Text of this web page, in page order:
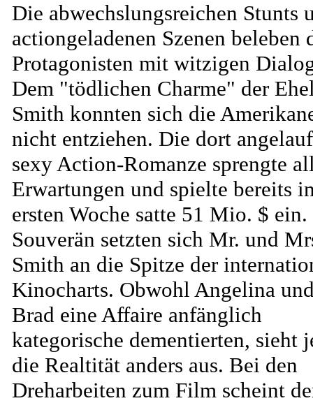
Die abwechslungsreichen Stunts
actiongeladenen Szenen beleben
Protagonisten mit witzigen
Dem "tödlichen Charme" der
Smith konnten sich die
nicht entziehen. Die dort
sexy Action-Romanze sprengte
Erwartungen und spielte bereits
ersten Woche satte 51 Mio. $ ein.
Souverän setzten sich Mr. und
Smith an die Spitze der
Kinocharts. Obwohl Angelina
Brad eine Affaire anfänglich
kategorische dementierten, sieht
die Realtität anders aus. Bei den
Dreharbeiten zum Film scheint